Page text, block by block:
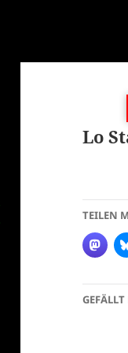
Lo
TEILEN
GEFÄLLT